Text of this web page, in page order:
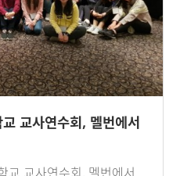
교사연수회, 멜번에서